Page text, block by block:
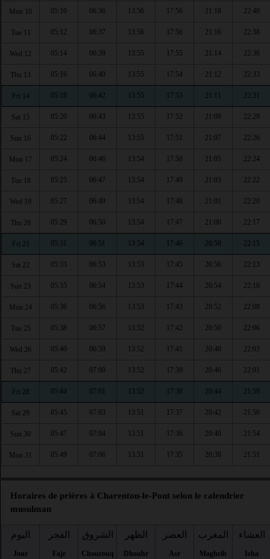
Mon 10 05:10 06:36 13:56 17:56 21:18 22:40
Tue 11 05:12 06:37 13:56 17:56 21:16 22:38
Wed 12 05:14 06:39 13:55 17:55 21:14 22:36
Thu 13 05:16 06:40 13:55 17:54 21:12 22:33
Fri 14 05:18 06:42 13:55 17:53 21:11 22:31
Sat 15 05:20 06:43 13:55 17:52 21:09 22:29
Sun 16 05:22 06:44 13:55 17:51 21:07 22:26
Mon 17 05:24 06:46 13:54 17:50 21:05 22:24
Tue 18 05:25 06:47 13:54 17:49 21:03 22:22
Wed 19 05:27 06:49 13:54 17:48 21:01 22:20
Thu 20 05:29 06:50 13:54 17:47 21:00 22:17
Fri 21 05:31 06:51 13:54 17:46 20:58 22:15
Sat 22 05:33 06:53 13:53 17:45 20:56 22:13
Sun 23 05:35 06:54 13:53 17:44 20:54 22:10
Mon 24 05:36 06:56 13:53 17:43 20:52 22:08
Tue 25 05:38 06:57 13:52 17:42 20:50 22:06
Wed 26 05:40 06:59 13:52 17:41 20:48 22:03
Thu 27 05:42 07:00 13:52 17:39 20:46 22:01
Fri 28 05:44 07:01 13:52 17:38 20:44 21:59
Sat 29 05:45 07:03 13:51 17:37 20:42 21:56
Sun 30 05:47 07:04 13:51 17:36 20:40 21:54
Mon 31 05:49 07:06 13:51 17:35 20:38 21:51
Horaires de prières à Charenton-le-Pont selon le calendrier
musulman
اليوم
Jour
الفجر
Fajr
الشروق
Chourouq
الظهر
Dhouhr
العصر
Asr
المغرب
Maghrib
العشاء
Isha